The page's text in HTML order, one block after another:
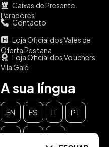
Caixas de Presente
Paradores
Contacto
Loja Oficial dos Vales de
Oferta Pestana
Loja Oficial dos Vouchers
Vila Galé
A sua língua
EN ES IT PT